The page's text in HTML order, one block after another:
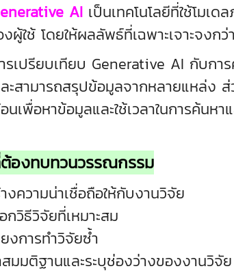
AI เป็นเทคโนโลยีที่ใช้โมเ
ผู้ใช้ โดยให้ผลลัพธ์ที่เฉพาะเจาะจงก
ยบเทียบ Generative AI กับการค้
ะสามารถสรุปข้อมูลจากหลายแหล่ง
เพื่อหาข้อมูลและใช้เวลาในการค้นหา
องทบทวนวรรณกรรม
งความน่าเชื่อถือให้กับงานวิจัย
กวิธีวิจัยที่เหมาะสม
งการทำวิจัยซ้ำ
มติฐานและระบุช่องว่างของงานวิจัย